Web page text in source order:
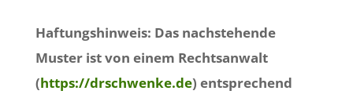
Haftungshinweis: Das nachstehende
Muster ist von einem Rechtsanwalt
(https://drschwenke.de) entsprechend